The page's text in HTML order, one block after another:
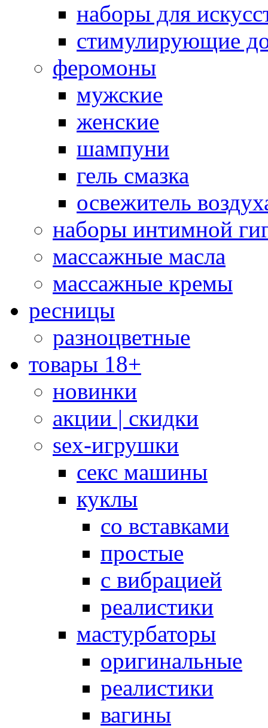
наборы для
стимулирующие
феромоны
мужские
женские
шампуни
гель смазка
освежитель
наборы интимной
массажные масла
массажные кремы
ресницы
разноцветные
товары 18+
новинки
акции | скидки
sex-игрушки
секс машины
куклы
со вставками
простые
с вибрацией
реалистики
мастурбаторы
оригинальные
реалистики
вагины